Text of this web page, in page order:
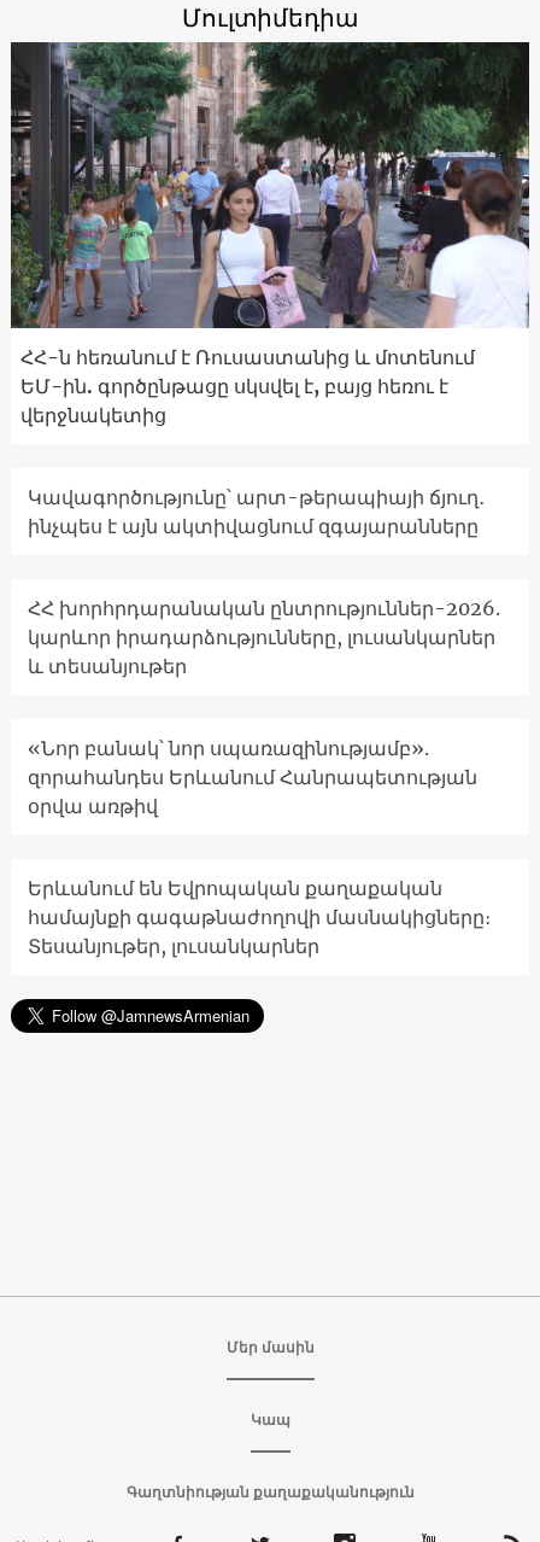
Մուլտիմեդիա
ՀՀ-ն հեռանում է Ռուսաստանից և մոտենում
ԵՄ-ին. գործընթացը սկսվել է, բայց հեռու է
վերջնակետից
Կավագործությունը՝ արտ-թերապիայի ճյուղ․
ինչպես է այն ակտիվացնում զգայարանները
ՀՀ խորհրդարանական ընտրություններ-2026.
կարևոր իրադարձությունները, լուսանկարներ
և տեսանյութեր
«Նոր բանակ՝ նոր սպառազինությամբ».
զորահանդես Երևանում Հանրապետության
օրվա առթիվ
Երևանում են Եվրոպական քաղաքական
համայնքի գագաթնաժողովի մասնակիցները։
Տեսանյութեր, լուսանկարներ
Մեր մասին
Կապ
Գաղտնիության քաղաքականություն